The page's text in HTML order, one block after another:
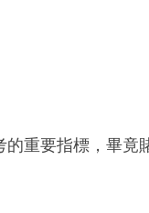
重要指標，畢